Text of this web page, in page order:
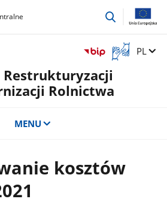
przejdź
Otwórz
okno
z
tłumaczem
Zmień
PL
Restrukturyzacji
Rolnictwa
MENU
kosztów